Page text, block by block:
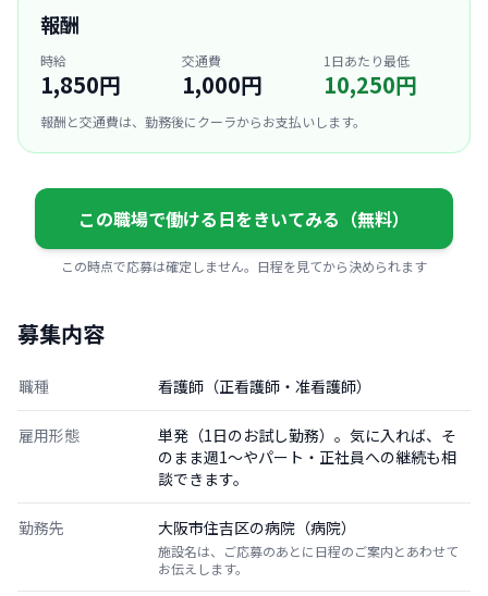
報酬
時給
1,850円
交通費
1,000円
1日あたり最低
10,250円
報酬と交通費は、勤務後にクーラからお支払いします。
この職場で働ける日をきいてみる（無料）
この時点で応募は確定しません。日程を見てから決められます
募集内容
職種 看護師（正看護師・准看護師）
雇用形態
単発（1日のお試し勤務）。気に入れば、そ
のまま週1〜やパート・正社員への継続も相
談できます。
勤務先 大阪市住吉区の病院（病院）
施設名は、ご応募のあとに日程のご案内とあわせて
お伝えします。